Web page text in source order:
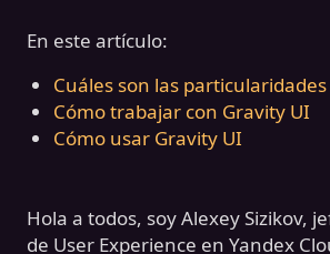
Hola a todos, soy Alexey Sizikov,
de User Experience en Yandex
En este artículo:
Cuáles son las
Cómo trabajar con Gravity UI
Cómo usar Gravity UI